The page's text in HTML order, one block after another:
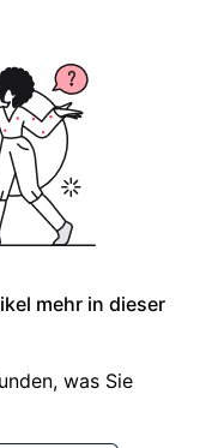
mehr in dieser
was Sie